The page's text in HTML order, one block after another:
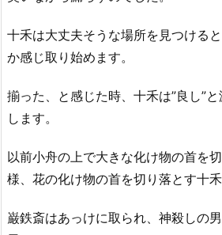
十禾は大丈夫そうな場所を見つける
か感じ取り始めます。
揃った、と感じた時、十禾は”良し”
します。
以前小舟の上で大きな化け物の首を
様、花の化け物の首を切り落とす十禾
巌鉄斎はあっけに取られ、神殺しの